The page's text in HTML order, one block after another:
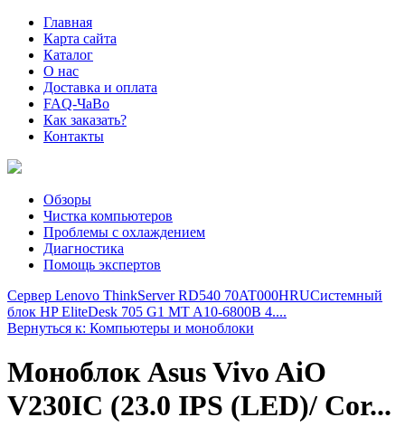
Главная
Карта сайта
Каталог
О нас
Доставка и оплата
FAQ-ЧаВо
Как заказать?
Контакты
Обзоры
Чистка компьютеров
Проблемы с охлаждением
Диагностика
Помощь экспертов
Сервер Lenovo ThinkServer RD540 70AT000HRUСистемный
блок HP EliteDesk 705 G1 MT A10-6800B 4....
Вернуться к: Компьютеры и моноблоки
Моноблок Asus Vivo AiO
V230IC (23.0 IPS (LED)/ Cor...